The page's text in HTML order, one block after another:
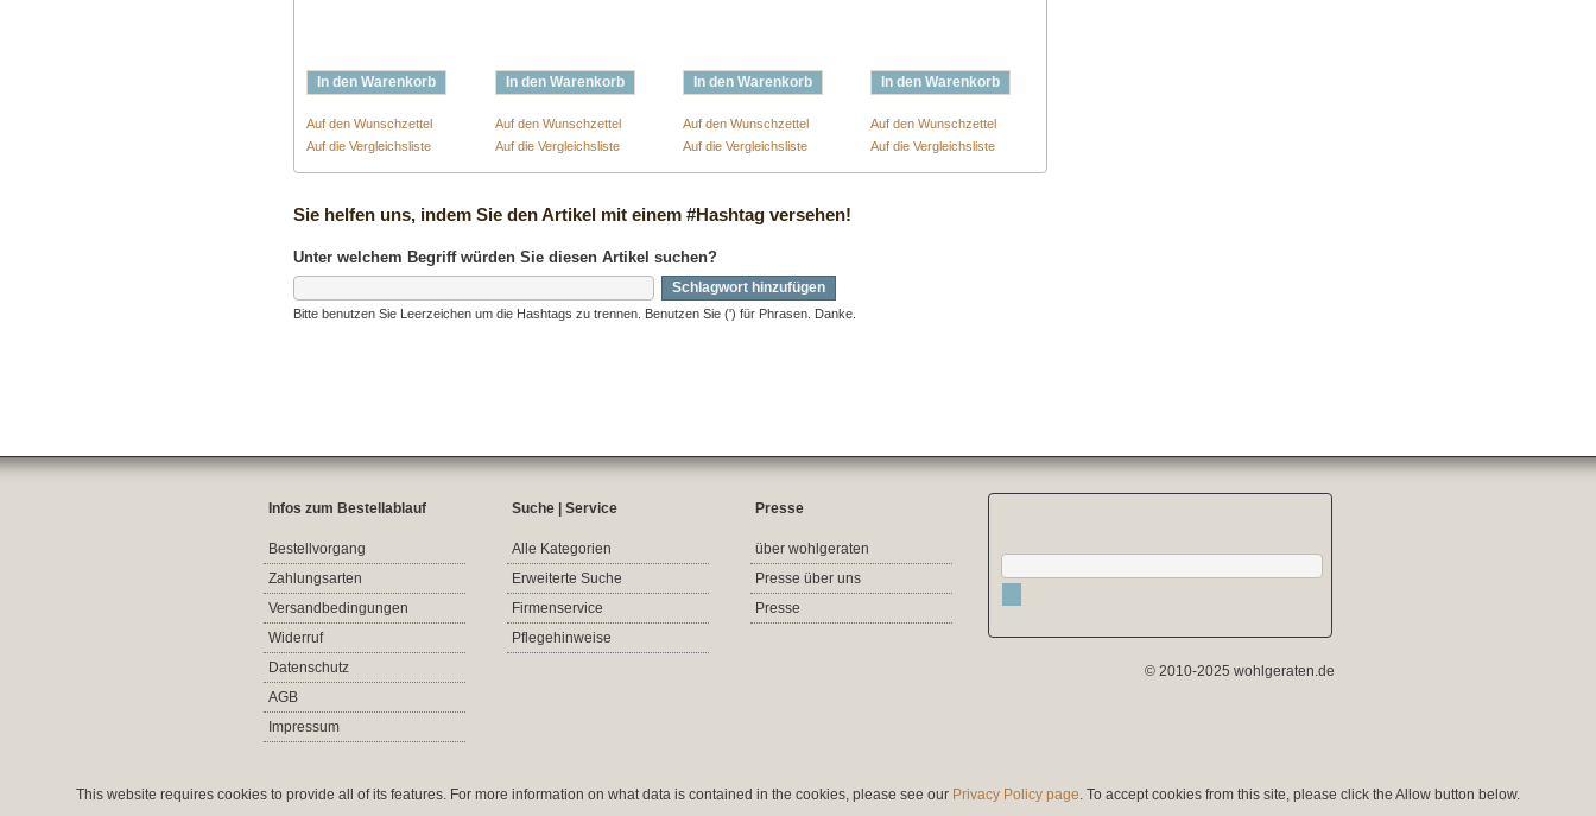
In den Warenkorb
Auf den Wunschzettel
Auf die Vergleichsliste
In den Warenkorb
Auf den Wunschzettel
Auf die Vergleichsliste
In den Warenkorb
Auf den Wunschzettel
Auf die Vergleichsliste
In den Warenkorb
Auf den Wunschzettel
Auf die Vergleichsliste
Sie helfen uns, indem Sie den Artikel mit einem #Hashtag versehen!
Unter welchem Begriff würden Sie diesen Artikel suchen?
Schlagwort hinzufügen
Bitte benutzen Sie Leerzeichen um die Hashtags zu trennen. Benutzen Sie (') für Phrasen. Danke.
Infos zum Bestellablauf
Bestellvorgang
Zahlungsarten
Versandbedingungen
Widerruf
Datenschutz
AGB
Impressum
Suche | Service
Alle Kategorien
Erweiterte Suche
Firmenservice
Pflegehinweise
Presse
über wohlgeraten
Presse über uns
Presse
© 2010-2025 wohlgeraten.de
This website requires cookies to provide all of its features. For more information on what data is contained in the cookies, please see our Privacy Policy page. To accept cookies from this site, please click the Allow button below.